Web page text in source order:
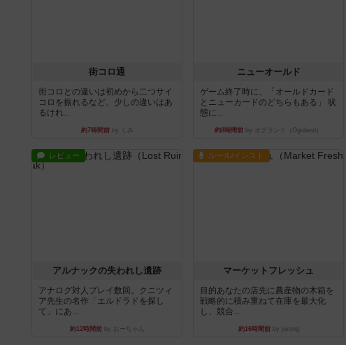
街コロ通
街コロとの違いは初めから二つサイ
コロを振れるなど、少しの違いはあ
るけれ...
約7時間前by くみ
ニューオールド
ゲーム終了時に、「オールドカード
とニューカードのどちらもある」 状
態に...
約8時間前 by オグランド（Oguland）
レビュー
アルナックの失われし遺跡
アナログ対人プレイ数回。クニツィ
ア先生の名作「エルドラドを探し
て」にあ...
約12時間前by おーちゃん
ルール/インスト
マーケットフレッシュ
目的あなたの店先に農産物の木箱を
戦略的に積み重ねて在庫を最大化
し、競合...
約16時間前by jurong